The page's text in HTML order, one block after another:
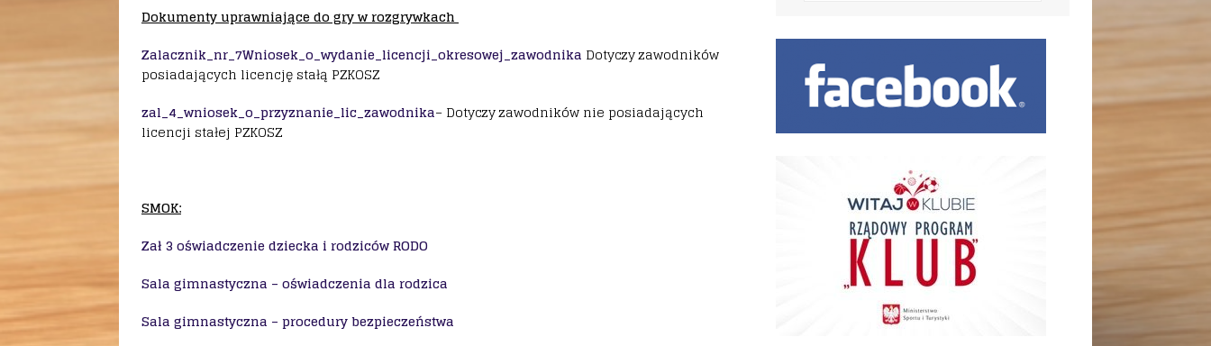
Dokumenty uprawniające do gry w rozgrywkach
Zalacznik_nr_7Wniosek_o_wydanie_licencji_okresowej_zawodnika Dotyczy zawodników
posiadających licencję stałą PZKOSZ
zal_4_wniosek_o_przyznanie_lic_zawodnika– Dotyczy zawodników nie posiadających
licencji stałej PZKOSZ
SMOK:
Zał 3 oświadczenie dziecka i rodziców RODO
Sala gimnastyczna – oświadczenia dla rodzica
Sala gimnastyczna – procedury bezpieczeństwa